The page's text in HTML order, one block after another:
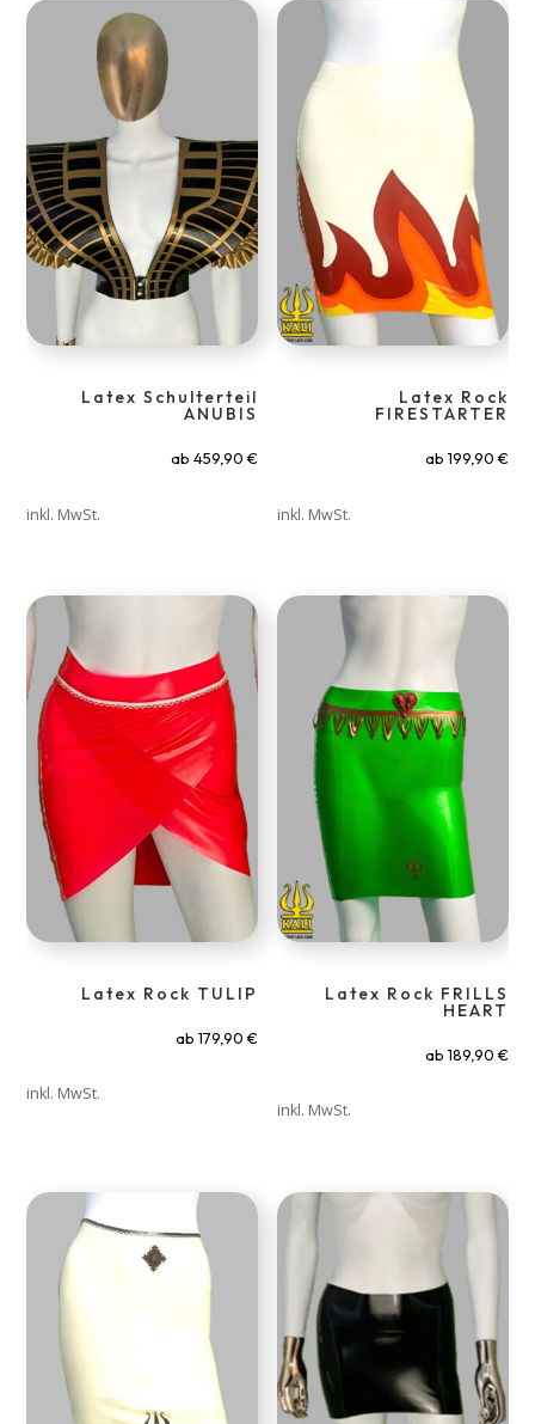
Latex Schulterteil
ANUBIS
ab 459,90 €
inkl. MwSt.
Latex Rock
FIRESTARTER
ab 199,90 €
inkl. MwSt.
Latex Rock TULIP
ab 179,90 €
inkl. MwSt.
Latex Rock FRILLS
HEART
ab 189,90 €
inkl. MwSt.